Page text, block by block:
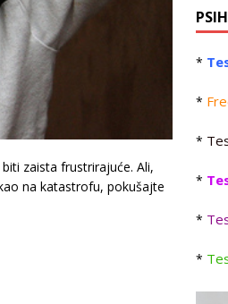
zaista frustrirajuće. Ali,
na katastrofu, pokušajte
*
*
*
*
*
*